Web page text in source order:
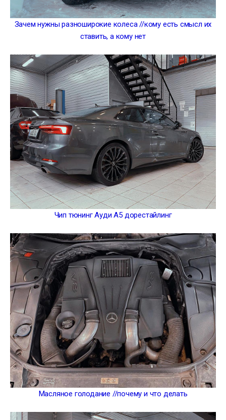
Зачем нужны разноширокие колеса //кому есть смысл их
ставить, а кому нет
Чип тюнинг Ауди А5 дорестайлинг
Масляное голодание //почему и что делать